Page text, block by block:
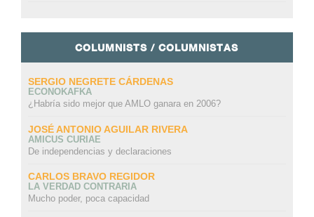
COLUMNISTS / COLUMNISTAS
SERGIO NEGRETE CÁRDENAS
ECONOKAFKA
¿Habría sido mejor que AMLO ganara en 2006?
JOSÉ ANTONIO AGUILAR RIVERA
AMICUS CURIAE
De independencias y declaraciones
CARLOS BRAVO REGIDOR
LA VERDAD CONTRARIA
Mucho poder, poca capacidad